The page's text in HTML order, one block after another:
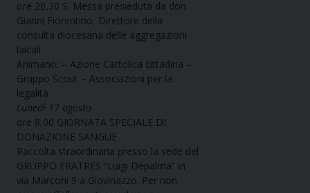
ore 20,30 S. Messa presieduta da don
Gianni Fiorentino, Direttore della
consulta diocesana delle aggregazioni
laicali
Animano: – Azione Cattolica cittadina –
Gruppo Scout – Associazioni per la
legalità
Lunedì 17 agosto
ore 8,00 GIORNATA SPECIALE DI
DONAZIONE SANGUE
Raccolta straordinaria presso la sede del
GRUPPO FRATRES “Luigi Depalma” in
via Marconi 9 a Giovinazzo. Per non